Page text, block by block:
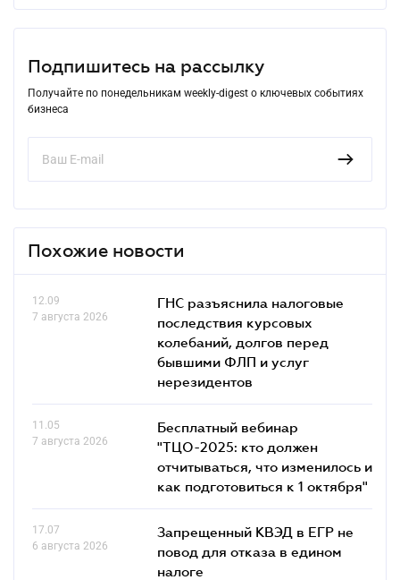
Подпишитесь на рассылку
Получайте по понедельникам weekly-digest о ключевых событиях
бизнеса
Похожие новости
12.09
7 августа 2026
ГНС разъяснила налоговые
последствия курсовых
колебаний, долгов перед
бывшими ФЛП и услуг
нерезидентов
11.05
7 августа 2026
Бесплатный вебинар
"ТЦО-2025: кто должен
отчитываться, что изменилось и
как подготовиться к 1 октября"
17.07
6 августа 2026
Запрещенный КВЭД в ЕГР не
повод для отказа в едином
налоге